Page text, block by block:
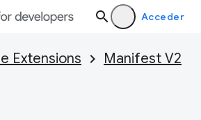
Acceder
Extensions
Manifest V2